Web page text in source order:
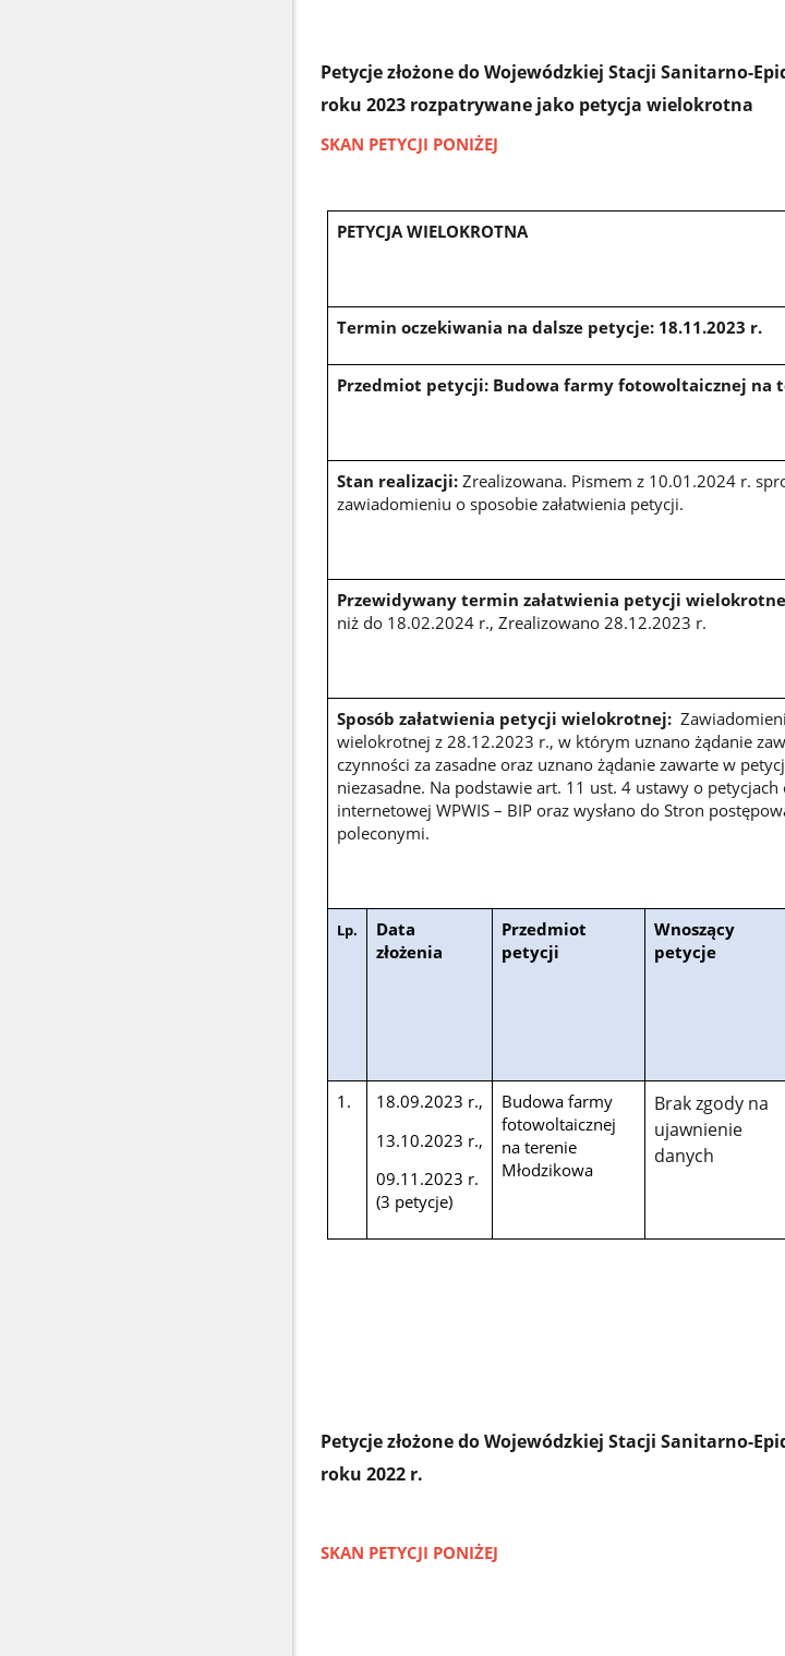
Petycje złożone do Wojewódzkiej Stacji Sanitarno-
roku 2023 rozpatrywane jako petycja wielokrotna
SKAN PETYCJI PONIŻEJ
PETYCJA WIELOKROTNA
Termin oczekiwania na dalsze petycje: 18.11.2023 r.
Przedmiot petycji: Budowa farmy fotowoltaicznej na
Stan realizacji: Zrealizowana. Pismem z 10.01.2024 r.
zawiadomieniu o sposobie załatwienia petycji.
Przewidywany termin załatwienia petycji
niż do 18.02.2024 r., Zrealizowano 28.12.2023 r.
Sposób załatwienia petycji wielokrotnej:
wielokrotnej z 28.12.2023 r., w którym uznano żądanie
czynności za zasadne oraz uznano żądanie zawarte w
niezasadne. Na podstawie art. 11 ust. 4 ustawy o petycjach
internetowej WPWIS – BIP oraz wysłano do Stron
poleconymi.
Lp.
Data
złożenia
Przedmiot
petycji
Wnoszący
petycje
1.
18.09.2023 r.,
13.10.2023 r.,
09.11.2023 r.
(3 petycje)
Budowa farmy
fotowoltaicznej
na terenie
Młodzikowa
Brak zgody na
ujawnienie
danych
Petycje złożone do Wojewódzkiej Stacji Sanitarno-
roku 2022 r.
SKAN PETYCJI PONIŻEJ